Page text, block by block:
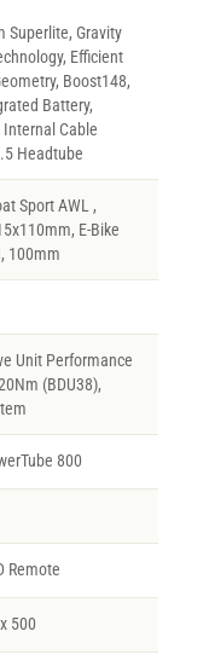
Superlite, Gravity
Efficient
Boost148,
Battery,
Cable
Headtube
Sport AWL ,
E-Bike
100mm
Unit Performance
(BDU38),
800
Remote
500